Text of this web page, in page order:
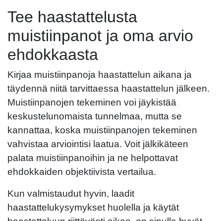
Tee haastattelusta
muistiinpanot ja oma arvio
ehdokkaasta
Kirjaa muistiinpanoja haastattelun aikana ja
täydennä niitä tarvittaessa haastattelun jälkeen.
Muistiinpanojen tekeminen voi jäykistää
keskustelunomaista tunnelmaa, mutta se
kannattaa, koska muistiinpanojen tekeminen
vahvistaa arviointisi laatua. Voit jälkikäteen
palata muistiinpanoihin ja ne helpottavat
ehdokkaiden objektiivista vertailua.
Kun valmistaudut hyvin, laadit
haastattelukysymykset huolella ja käytät